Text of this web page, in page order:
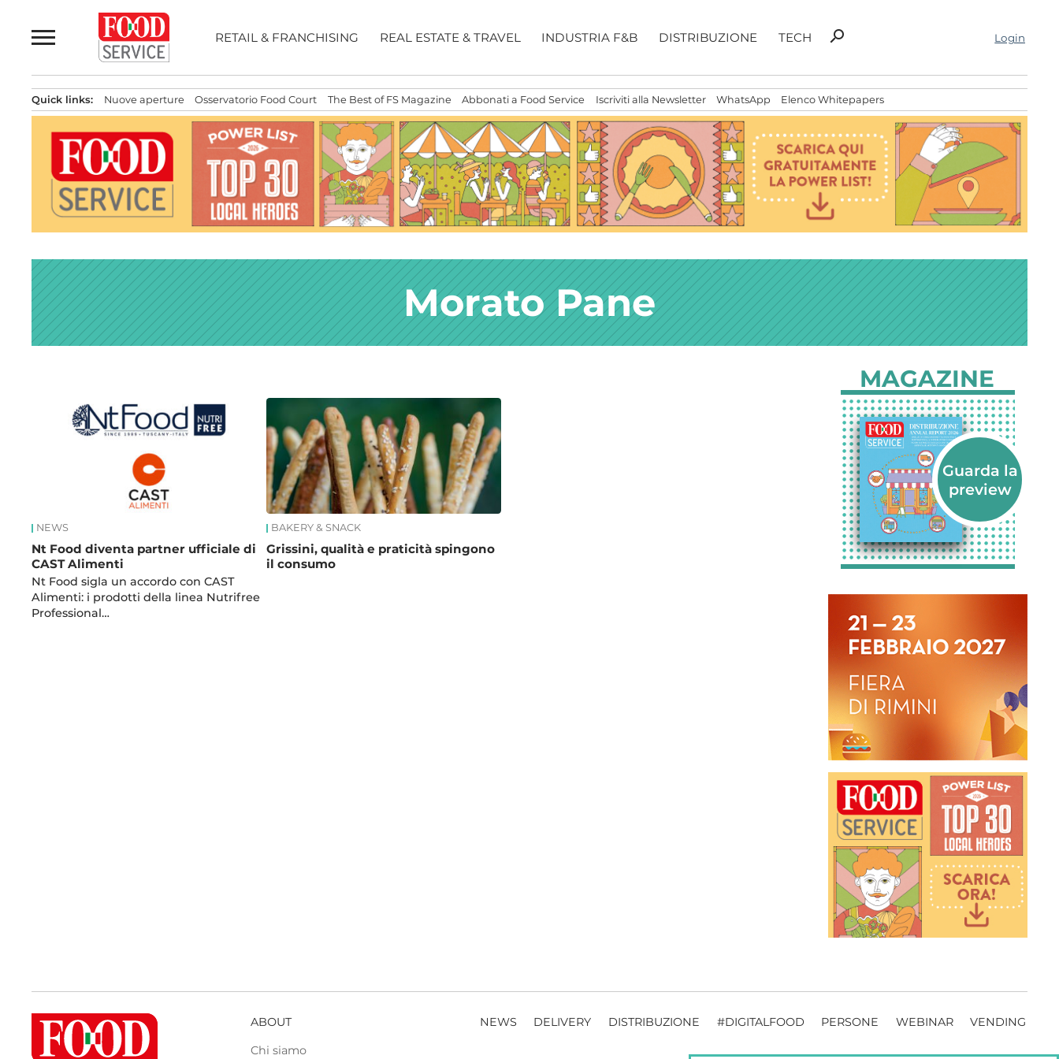
al
contenuto
RETAIL & FRANCHISING REAL ESTATE & TRAVEL INDUSTRIA F&B DISTRIBUZIONE TECH
Ricerca
search Login
Quick links: Nuove aperture Osservatorio Food Court The Best of FS Magazine Abbonati a Food Service Iscriviti alla Newsletter WhatsApp Elenco Whitepapers
Morato Pane
NEWS
Nt Food diventa partner ufficiale di
CAST Alimenti
Nt Food sigla un accordo con CAST
Alimenti: i prodotti della linea Nutrifree
Professional…
BAKERY & SNACK
Grissini, qualità e praticità spingono
il consumo
MAGAZINE
ABOUT
Chi siamo
NEWS DELIVERY DISTRIBUZIONE #DIGITALFOOD PERSONE WEBINAR VENDING